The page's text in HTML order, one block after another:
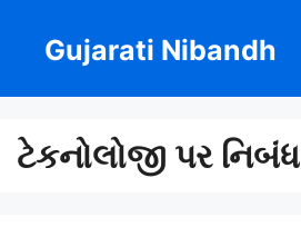
content
Gujarati Nibandh
ટેકનોલોજી પર નિબંધ